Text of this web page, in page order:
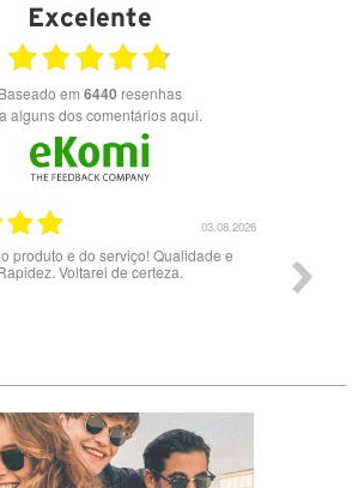
Excelente
Baseado em 6440 resenhas
alguns dos comentários aqui.
03.08.2026
produto e do serviço! Qualidade e
Voltarei de certeza.